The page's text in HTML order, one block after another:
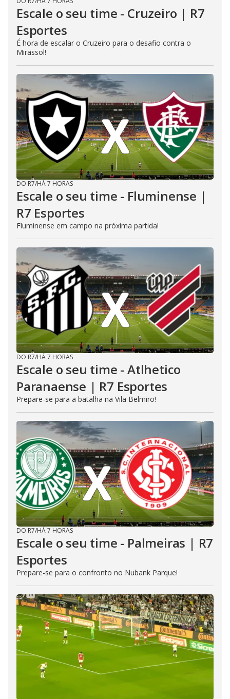
Escale o seu time - Cruzeiro | R7
Esportes
É hora de escalar o Cruzeiro para o desafio contra o
Mirassol!
DO R7/HÁ 7 HORAS
Escale o seu time - Fluminense |
R7 Esportes
Fluminense em campo na próxima partida!
DO R7/HÁ 7 HORAS
Escale o seu time - Atlhetico
Paranaense | R7 Esportes
Prepare-se para a batalha na Vila Belmiro!
DO R7/HÁ 7 HORAS
Escale o seu time - Palmeiras | R7
Esportes
Prepare-se para o confronto no Nubank Parque!